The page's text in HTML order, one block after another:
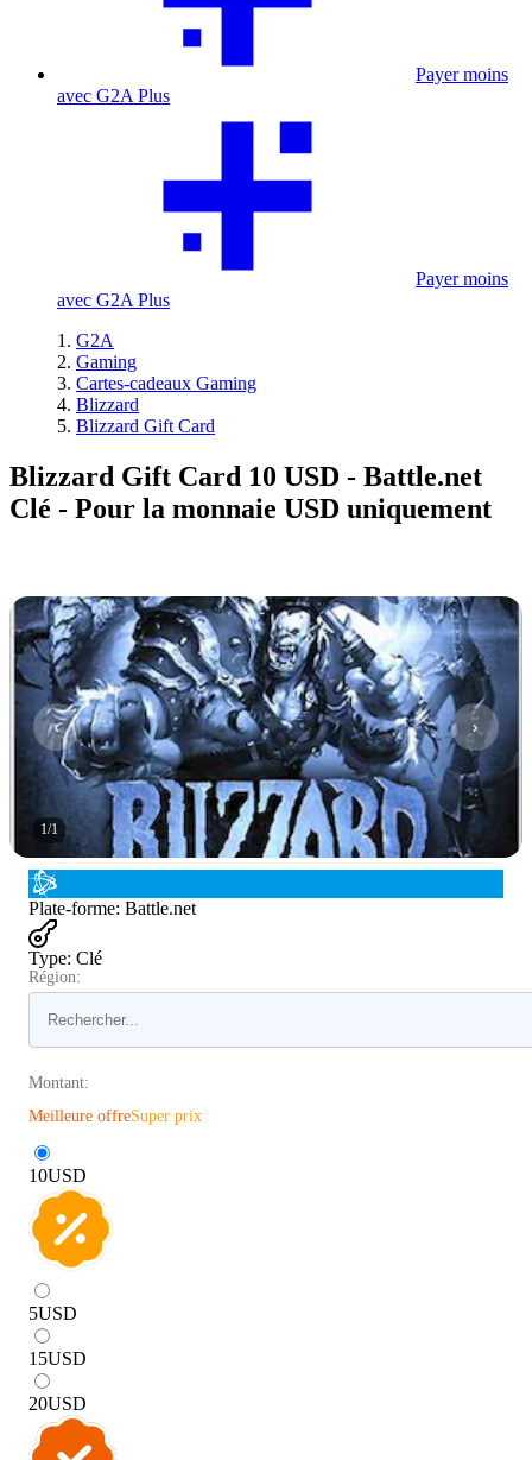
Payer moins
avec G2A Plus
Payer moins
avec G2A Plus
G2A
Gaming
Cartes-cadeaux Gaming
Blizzard
Blizzard Gift Card
Blizzard Gift Card 10 USD - Battle.net
Clé - Pour la monnaie USD uniquement
1/1
Plate-forme: Battle.net
Type: Clé
Région:
Montant:
Meilleure offreSuper prix
10USD
5USD
15USD
20USD